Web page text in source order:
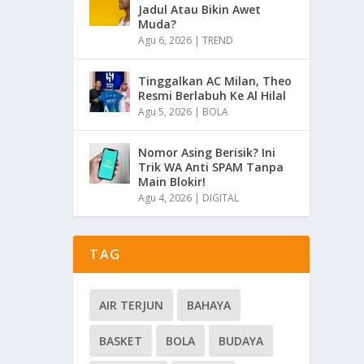
Jadul Atau Bikin Awet
Muda?
Agu 6, 2026 |TREND
Tinggalkan AC Milan, Theo
Resmi Berlabuh Ke Al Hilal
Agu 5, 2026 | BOLA
Nomor Asing Berisik? Ini
Trik WA Anti SPAM Tanpa
Main Blokir!
Agu 4, 2026 | DIGITAL
TAG
AIR TERJUN BAHAYA
BASKET BOLA BUDAYA